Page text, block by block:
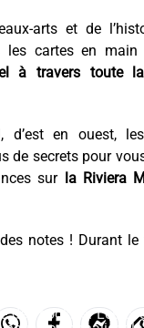
arts et de
les cartes en main
à travers toute
d’est en ouest,
de secrets pour
sur la Riviera
notes ! Durant le
des cookies. Les